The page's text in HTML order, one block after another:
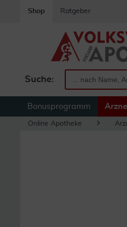
Shop Ratgeber
Suche:
Bonusprogramm
Online Apotheke